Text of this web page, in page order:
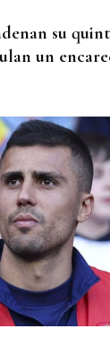
su
un